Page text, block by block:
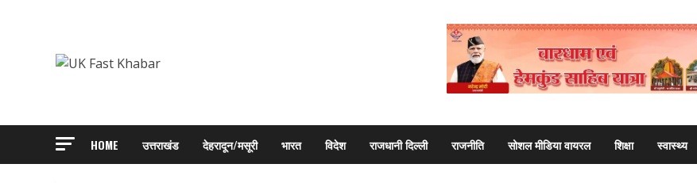
HOME उत्तराखंड देहरादून/मसूरी भारत विदेश राजधानी दिल्ली राजनीति सोशल मीडिया वायरल शिक्षा स्वास्थ्य